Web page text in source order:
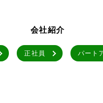
会社紹介
正社員 パート